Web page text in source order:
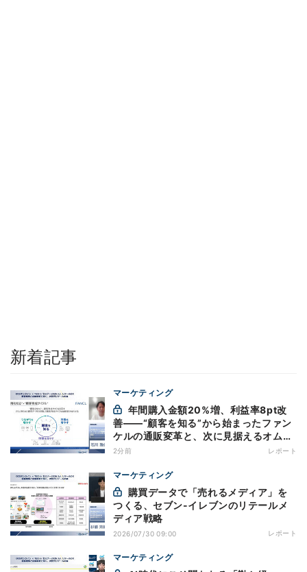
新着記事
マーケティング
善——“顧客を知る”から始まったファン
ケルの通販変革と、次に見据えるオムニ
チャネル
2分前 レポート
マーケティング
つくる、セブン-イレブンのリテールメ
ディア戦略
2026/07/30 09:00 レポート
マーケティング